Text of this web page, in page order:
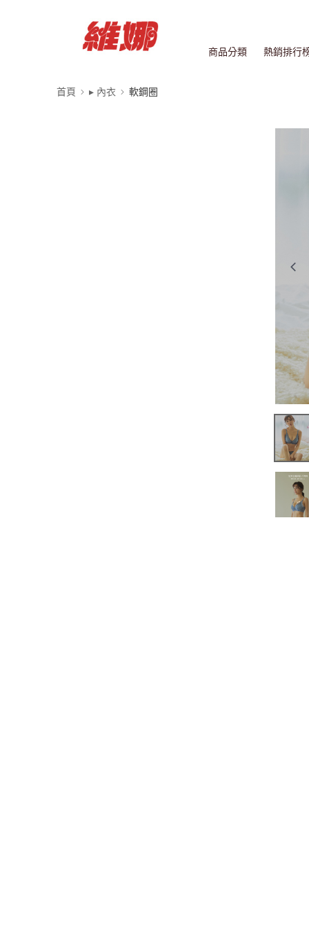
商品分類 熱銷排行
首頁 ▸ 內衣 軟鋼圈